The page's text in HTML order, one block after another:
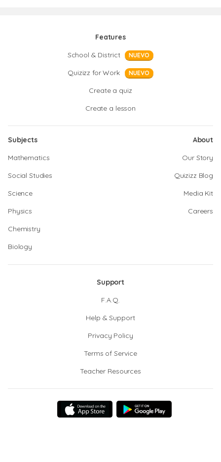
Features
School & District
NUEVO
Quizizz for Work NUEVO
Create a quiz
Create a lesson
Subjects
Mathematics
Social Studies
Science
Physics
Chemistry
Biology
About
Our Story
Quizizz Blog
Media Kit
Careers
Support
F.A.Q.
Help & Support
Privacy Policy
Terms of Service
Teacher Resources